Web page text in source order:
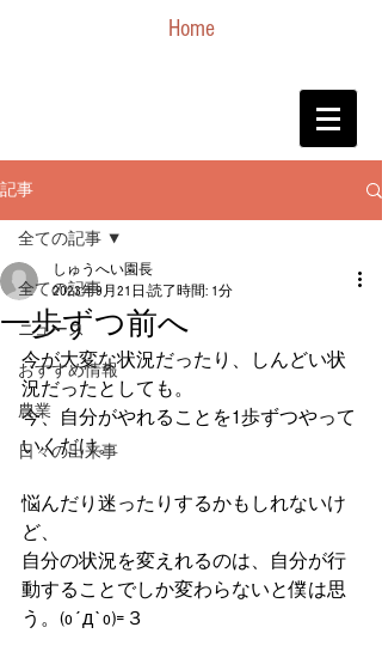
Home
記事
全ての記事
ニュース
おすすめ情報
農業
日々の出来事
全ての記事
一歩ずつ前へ
しゅうへい園長
2023年9月21日 読了時間: 1分
今が大変な状況だったり、しんどい状
況だったとしても。
今、自分がやれることを1歩ずつやって
いくだけ。
悩んだり迷ったりするかもしれないけ
ど、
自分の状況を変えれるのは、自分が行
動することでしか変わらないと僕は思
う。(o´д`o)=３